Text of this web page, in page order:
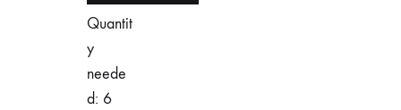
Quantit
y
neede
d: 6